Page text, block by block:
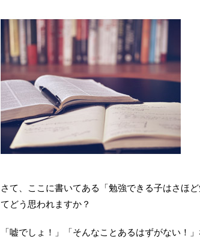
さて、ここに書いてある「勉強できる子はさほ
てどう思われますか？
「嘘でしょ！」「そんなことあるはずがない！